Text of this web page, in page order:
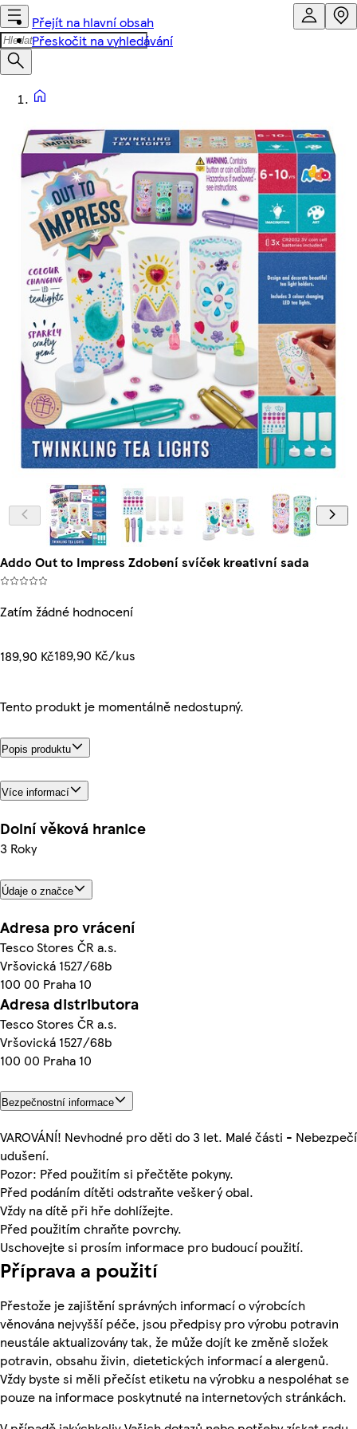
Přejít na hlavní obsah
Přeskočit na vyhledávání
Addo Out to Impress Zdobení svíček kreativní sada
Zatím žádné hodnocení
189,90 Kč189,90 Kč/kus
Tento produkt je momentálně nedostupný.
Popis produktu
Více informací
Dolní věková hranice
3 Roky
Údaje o značce
Adresa pro vrácení
Tesco Stores ČR a.s.
Vršovická 1527/68b
100 00 Praha 10
Adresa distributora
Tesco Stores ČR a.s.
Vršovická 1527/68b
100 00 Praha 10
Bezpečnostní informace
VAROVÁNÍ! Nevhodné pro děti do 3 let. Malé části - Nebezpečí
udušení.
Pozor: Před použitím si přečtěte pokyny.
Před podáním dítěti odstraňte veškerý obal.
Vždy na dítě při hře dohlížejte.
Před použitím chraňte povrchy.
Uschovejte si prosím informace pro budoucí použití.
Příprava a použití
Přestože je zajištění správných informací o výrobcích
věnována nejvyšší péče, jsou předpisy pro výrobu potravin
neustále aktualizovány tak, že může dojít ke změně složek
potravin, obsahu živin, dietetických informací a alergenů.
Vždy byste si měli přečíst etiketu na výrobku a nespoléhat se
pouze na informace poskytnuté na internetových stránkách.